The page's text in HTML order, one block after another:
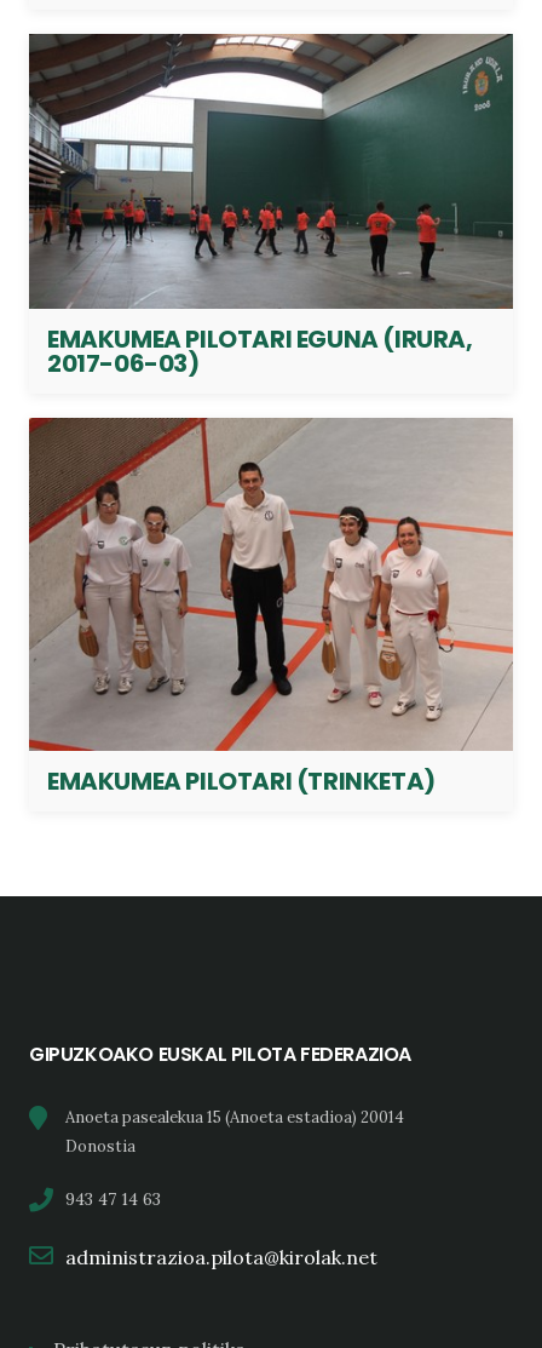
EMAKUMEA PILOTARI EGUNA (IRURA,
2017-06-03)
EMAKUMEA PILOTARI (TRINKETA)
GIPUZKOAKO EUSKAL PILOTA FEDERAZIOA
Anoeta pasealekua 15 (Anoeta estadioa) 20014
Donostia
943 47 14 63
administrazioa.pilota@kirolak.net